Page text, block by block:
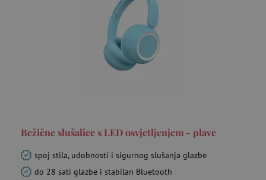
Bežične slušalice s LED osvjetljenjem - plave
spoj stila, udobnosti i sigurnog slušanja glazbe
do 28 sati glazbe i stabilan Bluetooth